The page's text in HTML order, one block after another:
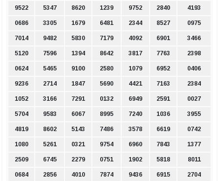
9522 5347 8620 1239 9752 2840 4193
0686 3305 1679 6481 2344 8527 0975
7014 9482 5830 7179 4092 6901 3466
5120 7596 1394 8642 3817 7763 2398
0624 5465 9100 2580 1079 6952 0406
9236 2714 1847 5690 4421 7163 2384
1052 3166 7291 0132 6949 2591 0027
5704 9583 6067 8995 7240 1036 3955
4819 8602 5143 7486 3578 6619 0742
1080 5261 0321 9754 6960 7843 1377
2509 6745 2279 0751 1902 5818 8011
0684 2856 4010 7874 9436 6915 2704